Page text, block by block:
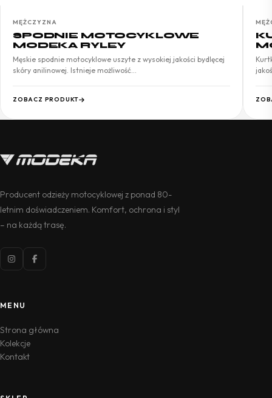
MĘŻCZYZNA
SPODNIE MOTOCYKLOWE
MODEKA RYLEY
Męskie spodnie motocyklowe uszyte z wysokiej jakości bydlęcej
skóry anilinowej. Istnieje możliwość…
ZOBACZ PRODUKT
Producent odzieży motocyklowej z ponad 80-
letnim doświadczeniem. Komfort, ochrona i styl
– na każdą trasę.
MENU
Strona główna
Kolekcje
Kontakt